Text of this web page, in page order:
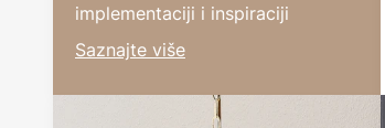
implementaciji i inspiraciji
Saznajte više